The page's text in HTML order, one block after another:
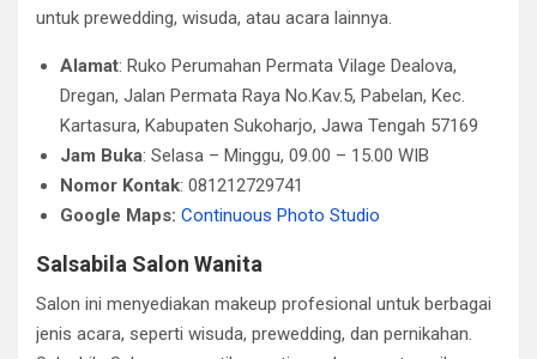
untuk prewedding, wisuda, atau acara lainnya.
Alamat: Ruko Perumahan Permata Vilage Dealova,
Dregan, Jalan Permata Raya No.Kav.5, Pabelan, Kec.
Kartasura, Kabupaten Sukoharjo, Jawa Tengah 57169
Jam Buka: Selasa – Minggu, 09.00 – 15.00 WIB
Nomor Kontak: 081212729741
Google Maps: Continuous Photo Studio
Salsabila Salon Wanita
Salon ini menyediakan makeup profesional untuk berbagai
jenis acara, seperti wisuda, prewedding, dan pernikahan.